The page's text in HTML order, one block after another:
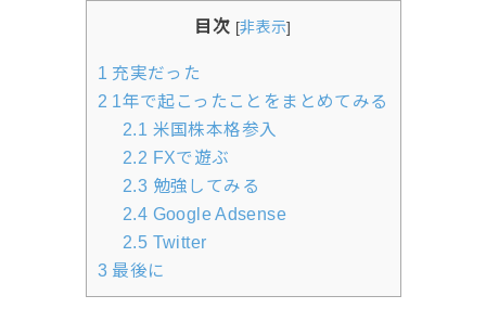
目次 [非表示]
1 充実だった
2 1年で起こったことをまとめてみる
2.1 米国株本格参入
2.2 FXで遊ぶ
2.3 勉強してみる
2.4 Google Adsense
2.5 Twitter
3最後に